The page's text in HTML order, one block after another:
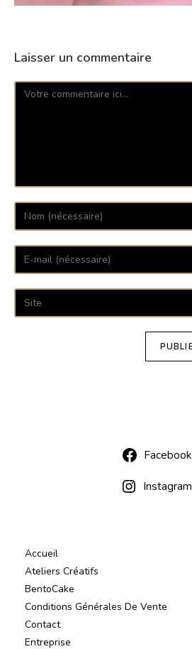
Laisser un commentaire
Facebook
Instagram
Accueil
Ateliers Créatifs
BentoCake
Conditions Générales De Vente
Contact
Entreprise